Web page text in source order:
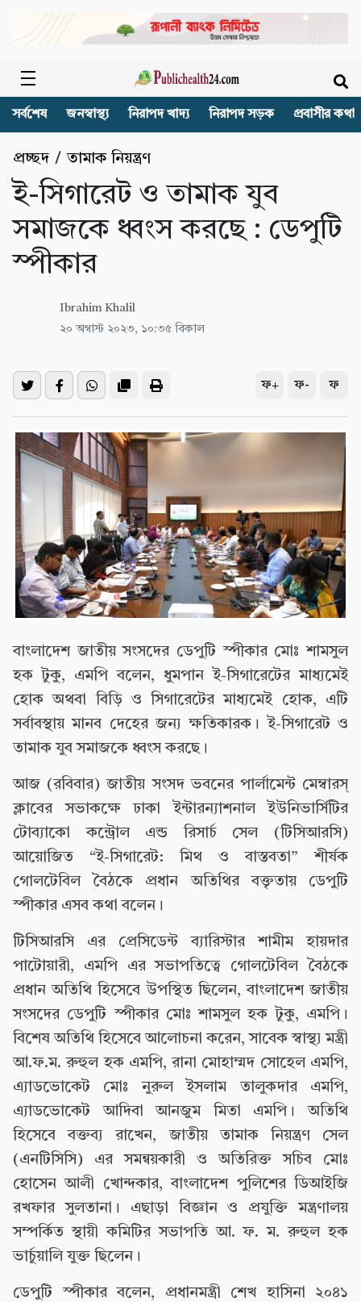
সর্বশেষ জনস্বাস্থ্য নিরাপদ খাদ্য নিরাপদ সড়ক প্রবাসীর কথা
প্রচ্ছদ /তামাক নিয়ন্ত্রণ
ই-সিগারেট ও তামাক যুব
সমাজকে ধ্বংস করছে : ডেপুটি
স্পীকার
Ibrahim Khalil
২০ অগাস্ট ২০২৩, ১০:৩৫ বিকাল
ফ+ ফ- ফ
বাংলাদেশ জাতীয় সংসদের ডেপুটি স্পীকার মোঃ শামসুল
হক টুকু, এমপি বলেন, ধুমপান ই-সিগারেটের মাধ্যমেই
হোক অথবা বিড়ি ও সিগারেটের মাধ্যমেই হোক, এটি
সর্বাবস্থায় মানব দেহের জন্য ক্ষতিকারক। ই-সিগারেট ও
তামাক যুব সমাজকে ধ্বংস করছে।
আজ (রবিবার) জাতীয় সংসদ ভবনের পার্লামেন্ট মেম্বারস্
ক্লাবের সভাকক্ষে ঢাকা ইন্টারন্যাশনাল ইউনিভার্সিটির
টোব্যাকো কন্ট্রোল এন্ড রিসার্চ সেল (টিসিআরসি)
আয়োজিত “ই-সিগারেট: মিথ ও বাস্তবতা” শীর্ষক
গোলটেবিল বৈঠকে প্রধান অতিথির বক্তৃতায় ডেপুটি
স্পীকার এসব কথা বলেন।
টিসিআরসি এর প্রেসিডেন্ট ব্যারিস্টার শামীম হায়দার
পাটোয়ারী, এমপি এর সভাপতিত্বে গোলটেবিল বৈঠকে
প্রধান অতিথি হিসেবে উপস্থিত ছিলেন, বাংলাদেশ জাতীয়
সংসদের ডেপুটি স্পীকার মোঃ শামসুল হক টুকু, এমপি।
বিশেষ অতিথি হিসেবে আলোচনা করেন, সাবেক স্বাস্থ্য মন্ত্রী
আ.ফ.ম. রুহুল হক এমপি, রানা মোহাম্মদ সোহেল এমপি,
এ্যাডভোকেট মোঃ নুরুল ইসলাম তালুকদার এমপি,
এ্যাডভোকেট আদিবা আনজুম মিতা এমপি। অতিথি
হিসেবে বক্তব্য রাখেন, জাতীয় তামাক নিয়ন্ত্রণ সেল
(এনটিসিসি) এর সমন্বয়কারী ও অতিরিক্ত সচিব মোঃ
হোসেন আলী খোন্দকার, বাংলাদেশ পুলিশের ডিআইজি
রখফার সুলতানা। এছাড়া বিজ্ঞান ও প্রযুক্তি মন্ত্রণালয়
সম্পর্কিত স্থায়ী কমিটির সভাপতি আ. ফ. ম. রুহুল হক
ভার্চুয়ালি যুক্ত ছিলেন।
ডেপুটি স্পীকার বলেন, প্রধানমন্ত্রী শেখ হাসিনা ২০৪১